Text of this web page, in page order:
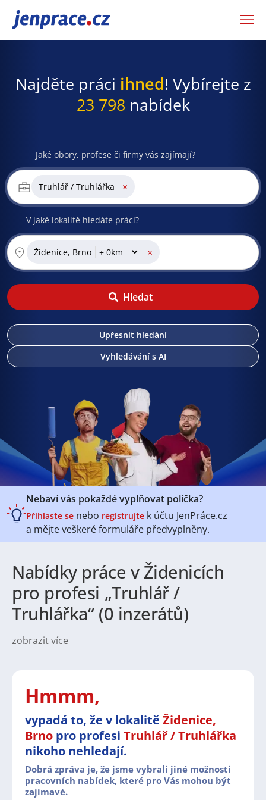
JenPráce.cz
Najděte práci ihned! Vybírejte z
23 798 nabídek
Jaké obory, profese či firmy vás zajímají?
Truhlář / Truhlářka ×
V jaké lokalitě hledáte práci?
Židenice, Brno ×
Hledat
Upřesnit hledání
Vyhledávání s AI
Nebaví vás pokaždé vyplňovat políčka?
Přihlaste se nebo registrujte k účtu JenPráce.cz
a mějte veškeréformuláře předvyplněny.
Nabídky práce v Židenicích
pro profesi „Truhlář /
Truhlářka“ (0 inzerátů)
zobrazit více
metropole. Tato oblast je známá svým historickým
vývojem, komunitním duchem a blízkostí k centru
města. V Židenicích se nachází řada důležitých
institucí, jako jsou základní a mateřské školy,
sportovní zařízení, kulturní domy či pobočky
městských služeb, které hrají významnou roli v
každodenním životě místních obyvatel.
Hmmm,
vypadá to, že v lokalitěŽidenice,
Brno pro profesiTruhlář / Truhlářka
nikoho nehledají.
Dobrá zpráva je, že jsme vybrali jiné možnosti
pracovních nabídek, které pro Vás mohou být
zajímavé.